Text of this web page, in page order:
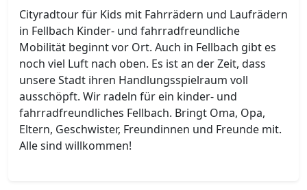
Cityradtour für Kids mit Fahrrädern und Laufrädern
in Fellbach Kinder- und fahrradfreundliche
Mobilität beginnt vor Ort. Auch in Fellbach gibt es
noch viel Luft nach oben. Es ist an der Zeit, dass
unsere Stadt ihren Handlungsspielraum voll
ausschöpft. Wir radeln für ein kinder- und
fahrradfreundliches Fellbach. Bringt Oma, Opa,
Eltern, Geschwister, Freundinnen und Freunde mit.
Alle sind willkommen!